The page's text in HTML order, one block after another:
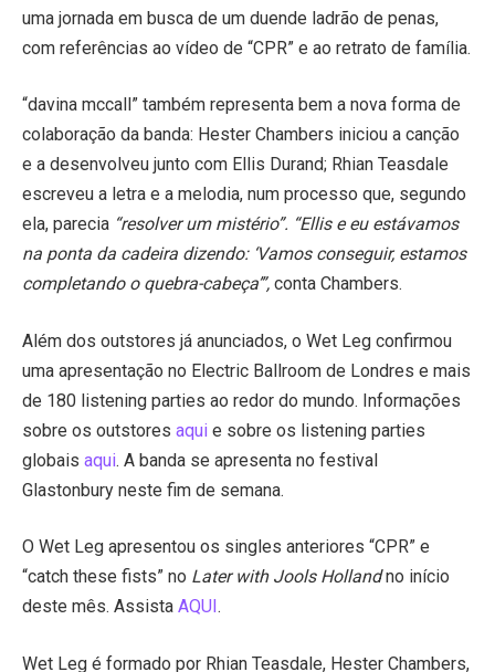
uma jornada em busca de um duende ladrão de penas,
com referências ao vídeo de “CPR” e ao retrato de família.
“davina mccall” também representa bem a nova forma de
colaboração da banda: Hester Chambers iniciou a canção
e a desenvolveu junto com Ellis Durand; Rhian Teasdale
escreveu a letra e a melodia, num processo que, segundo
ela, parecia “resolver um mistério”. “Ellis e eu estávamos
na ponta da cadeira dizendo: ‘Vamos conseguir, estamos
completando o quebra-cabeça’”, conta Chambers.
Além dos outstores já anunciados, o Wet Leg confirmou
uma apresentação no Electric Ballroom de Londres e mais
de 180 listening parties ao redor do mundo. Informações
sobre os outstores aqui e sobre os listening parties
globais aqui. A banda se apresenta no festival
Glastonbury neste fim de semana.
O Wet Leg apresentou os singles anteriores “CPR” e
“catch these fists” no Later with Jools Hollandno início
deste mês. Assista AQUI .
Wet Leg é formado por Rhian Teasdale, Hester Chambers,